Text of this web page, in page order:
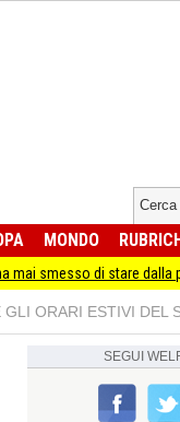
MONDO
di stare dalla parte degli
ORARI ESTIVI DEL
SEGUI